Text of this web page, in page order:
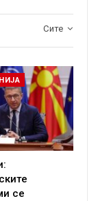
Сите
се